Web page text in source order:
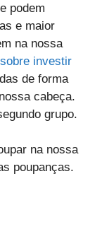
podem
e maior
na nossa
investir
de forma
cabeça.
grupo.
na nossa
poupanças.